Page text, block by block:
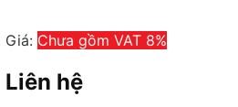
Giá: Chưa gồm VAT 8%
Liên hệ